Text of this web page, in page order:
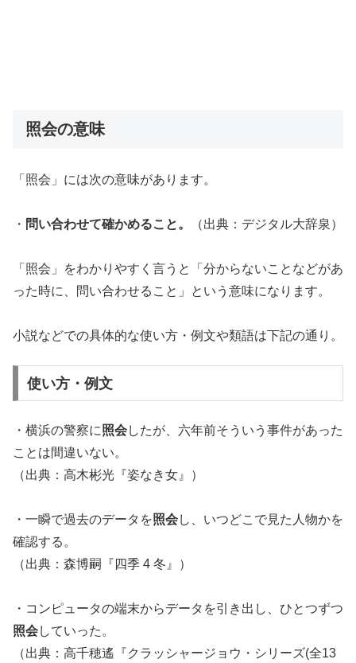
照会の意味
「照会」には次の意味があります。
・ 問い合わせて確かめること。 （出典：デジタル大辞泉）
「照会」をわかりやすく言うと「分からないことなどがあ
った時に、問い合わせること」という意味になります。
小説などでの具体的な使い方・例文や類語は下記の通り。
使い方・例文
・横浜の警察に照会したが、六年前そういう事件があった
ことは間違いない。
（出典：高木彬光『姿なき女』）
・一瞬で過去のデータを照会し、いつどこで見た人物かを
確認する。
（出典：森博嗣『四季 4 冬』）
・コンピュータの端末からデータを引き出し、ひとつずつ
照会していった。
（出典：高千穂遙『クラッシャージョウ・シリーズ(全13